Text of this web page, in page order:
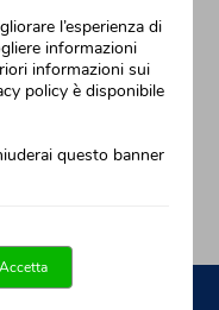
l’esperienza di
informazioni
informazioni sui
policy è disponibile
questo banner
Accetta